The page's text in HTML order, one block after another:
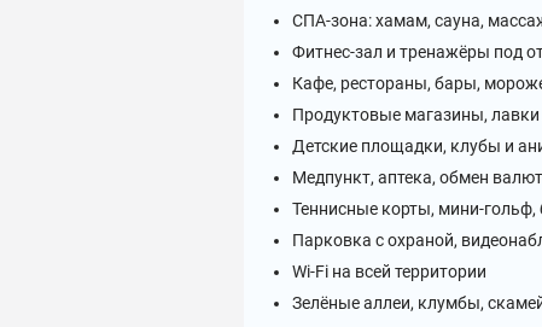
СПА-зона: хамам, сауна,
Фитнес-зал и тренажёры под
Кафе, рестораны, бары,
Продуктовые магазины,
Детские площадки, клубы и
Медпункт, аптека, обмен
Теннисные корты, мини-гольф,
Парковка с охраной,
Wi-Fi на всей территории
Зелёные аллеи, клумбы,